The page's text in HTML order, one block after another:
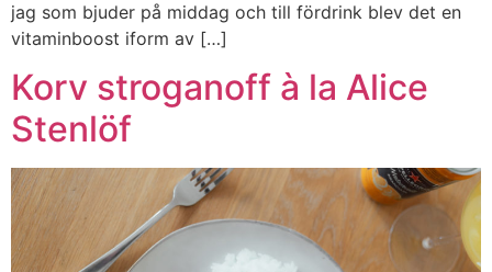
jag som bjuder på middag och till fördrink blev det en
vitaminboost iform av […]
Korv stroganoff à la Alice
Stenlöf